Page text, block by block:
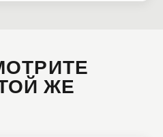
ЖЕ